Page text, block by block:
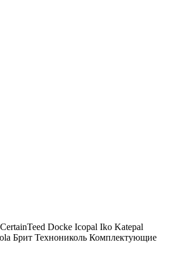
CertainTeed Docke Icopal Iko Katepal
Брит Технониколь Комплектующие